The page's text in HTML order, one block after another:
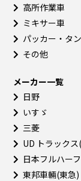
高所作業車
ミキサー車
パッカー・タ
その他
メーカー一覧
日野
いすゞ
三菱
UD トラック
日本フルハーフ
東邦車輛(東急)